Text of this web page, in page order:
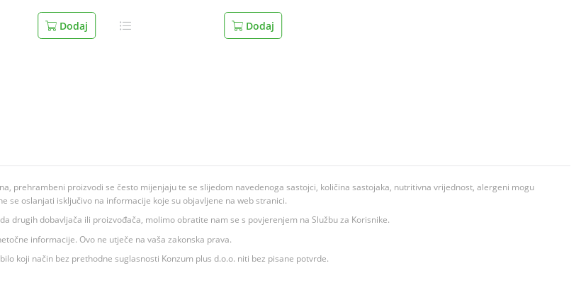
Dodaj Dodaj
prehrambeni proizvodi se često mijenjaju te se slijedom navedenoga sastojci, količina sastojaka, nutritivna vrijednost, alergeni mogu
oslanjati isključivo na informacije koje su objavljene na web stranici.
drugih dobavljača ili proizvođača, molimo obratite nam se s povjerenjem na Službu za Korisnike.
informacije. Ovo ne utječe na vaša zakonska prava.
koji način bez prethodne suglasnosti Konzum plus d.o.o. niti bez pisane potvrde.